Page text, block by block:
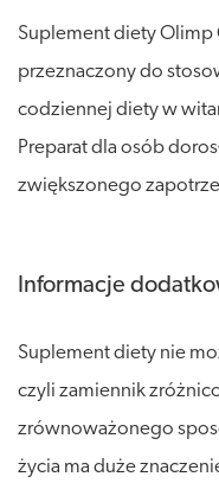
Suplement diety Olimp
przeznaczony do
codziennej diety w
Preparat dla osób
zwiększonego
Informacje
Suplement diety nie
czyli zamiennik
zrównoważonego
życia ma duże